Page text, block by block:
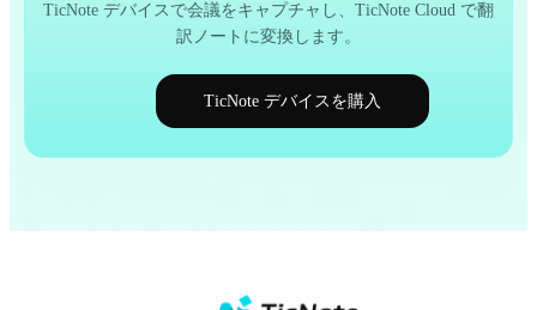
TicNote デバイスで会議をキャプチャし、TicNote Cloud で翻
訳ノートに変換します。
TicNote デバイスを購入